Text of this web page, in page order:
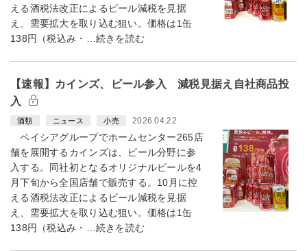
える酒税法改正によるビール減税を見据
え、需要拡大を取り込む狙い。価格は1缶
138円（税込み・…続きを読む
【速報】カインズ、ビール参入 減税見据え自社商品投
入
酒類 ニュース 小売 2026.04.22
ベイシアグループでホームセンター265店
舗を展開するカインズは、ビール分野に参
入する。同社初となるオリジナルビールを4
月下旬から全国店舗で販売する。10月に控
える酒税法改正によるビール減税を見据
え、需要拡大を取り込む狙い。価格は1缶
138円（税込み・…続きを読む